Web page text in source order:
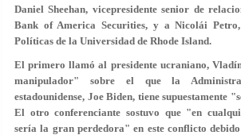
Daniel Sheehan, vicepresidente senior de
Bank of America Securities, y a Nicolái
Políticas de la Universidad de Rhode Island.
El primerollamó al presidente ucraniano,
manipulador" sobre el que la
estadounidense, Joe Biden, tiene supuestamente
El otro conferenciante sostuvo que "en
sería la gran perdedora" en este conflicto